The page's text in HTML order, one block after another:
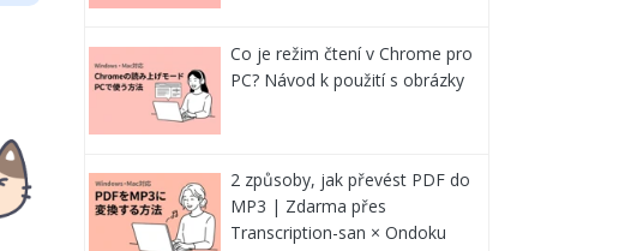
Co je režim čtení v Chrome pro
PC? Návod k použití s obrázky
2 způsoby, jak převést PDF do
MP3 | Zdarma přes
Transcription-san × Ondoku